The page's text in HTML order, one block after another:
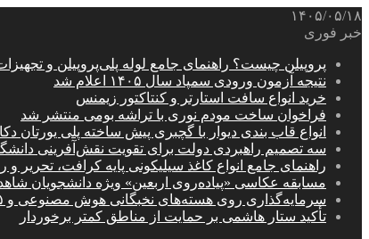
۱۴۰۵/۰۵/۱۸
خبر فوری
پروپیلن چیست؟ راهنمای جامع لوله پلی‌پروپیلن و
نتیجه آزمون ورودی سمپاد سال ۱۴۰۵ اعلام شد
خرید انواع سافت استارتر و کنتاکتور زیمنس
فراخوان ساخت مودم نوری با تراشه بومی منتشر شد
انواع قاب بندی دیوار با گچبری پیش ساخته پلی
سه تصمیم راهبردی دولت برای تقویت نقش‌آفرینی
راهنمای جامع انواع کاغذ سیلیکونی پایه کرافت، تحریر
مسابقه عکاسی «پیاده‌روی اربعین» ویژه دانشجویان
سرمایه‌گذاری روی هسته‌های نخبگانی هوش مصنوعی و ۵ حوزه راهبردی کشور
تأکید ستار هاشمی بر حمایت از مناطق کمتر برخوردار